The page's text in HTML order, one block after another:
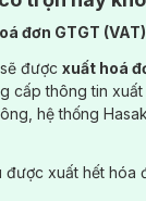
đơn GTGT
được xuất hoá
cấp thông tin
hệ thống
xuất hết hóa